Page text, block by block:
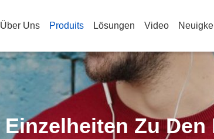
Über Uns Produits Lösungen Video
Einzelheiten Zu Den